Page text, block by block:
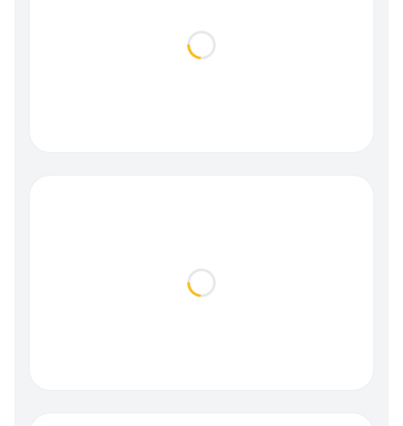
Loading...
Loading...